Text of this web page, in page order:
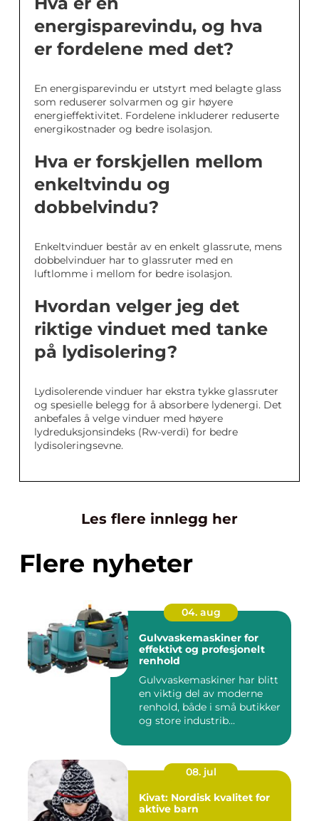
energisparevindu, og hva
er fordelene med det?
En energisparevindu er utstyrt med belagte glass
som reduserer solvarmen og gir høyere
energieffektivitet. Fordelene inkluderer reduserte
energikostnader og bedre isolasjon.
Hva er forskjellen mellom
enkeltvindu og
dobbelvindu?
Enkeltvinduer består av en enkelt glassrute, mens
dobbelvinduer har to glassruter med en
luftlomme i mellom for bedre isolasjon.
Hvordan velger jeg det
riktige vinduet med tanke
på lydisolering?
Lydisolerende vinduer har ekstra tykke glassruter
og spesielle belegg for å absorbere lydenergi. Det
anbefales å velge vinduer med høyere
lydreduksjonsindeks (Rw-verdi) for bedre
lydisoleringsevne.
Les flere innlegg her
Flere nyheter
04. aug
Gulvvaskemaskiner for
effektivt og profesjonelt
renhold
Gulvvaskemaskiner har blitt
en viktig del av moderne
renhold, både i små butikker
og store industrib...
08. jul
Kivat: Nordisk kvalitet for
aktive barn